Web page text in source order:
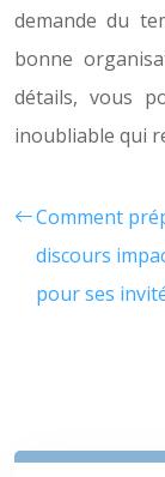
demande du
bonne
détails, vous
inoubliable qui
Comment
discours
pour ses